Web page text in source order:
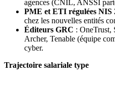
agences (CNIL, ANSSI
PME et ETI régulées NIS
chez les nouvelles entités
Éditeurs GRC : OneTrust,
Archer, Tenable (équipe
cyber.
Trajectoire salariale type